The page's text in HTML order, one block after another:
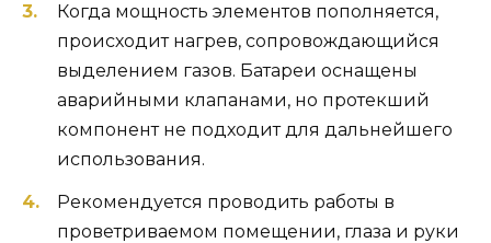
Когда мощность элементов пополняется,
происходит нагрев, сопровождающийся
выделением газов. Батареи оснащены
аварийными клапанами, но протекший
компонент не подходит для дальнейшего
использования.
Рекомендуется проводить работы в
проветриваемом помещении, глаза и руки